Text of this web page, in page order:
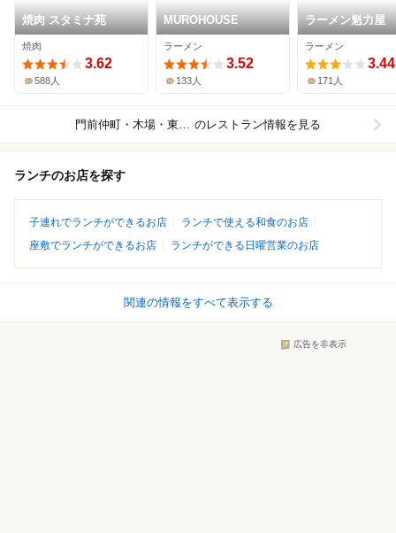
焼肉 スタミナ苑
焼肉
3.62
588人
MUROHOUSE
ラーメン
3.52
133人
ラーメン魁力屋
店
ラーメン
3.44
171人
門前仲町・木場・東陽町 のレストラン情報を見る
ランチのお店を探す
子連れでランチができるお店
ランチで使える和食のお店
座敷でランチができるお店
ランチができる日曜営業のお店
関連の情報をすべて表示する
広告を非表示